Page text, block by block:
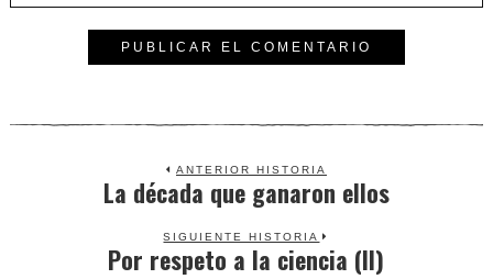
ANTERIOR HISTORIA
Previous
post:
La década que ganaron ellos
SIGUIENTE HISTORIA
Next
Por respeto a la ciencia (II)